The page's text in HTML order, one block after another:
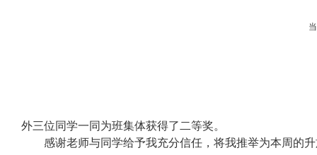
外三位同学一同为班集体获得了二等奖。
感谢老师与同学给予我充分信任，将我推举为本周的